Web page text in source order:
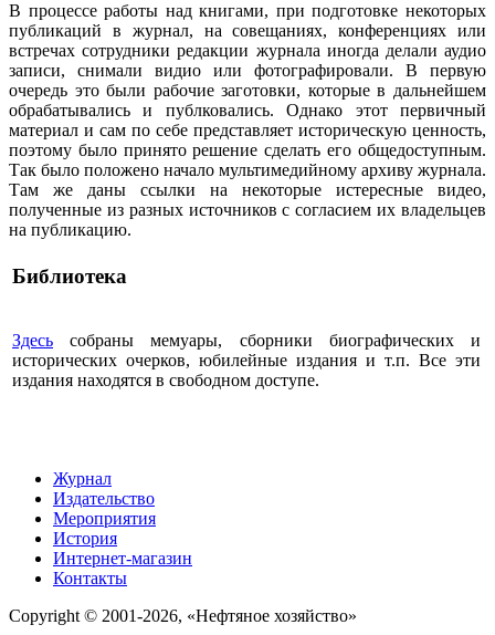
В процессе работы над книгами, при подготовке некоторых
публикаций в журнал, на совещаниях, конференциях или
встречах сотрудники редакции журнала иногда делали аудио
записи, снимали видио или фотографировали. В первую
очередь это были рабочие заготовки, которые в дальнейшем
обрабатывались и публковались. Однако этот первичный
материал и сам по себе представляет историческую ценность,
поэтому было принято решение сделать его общедоступным.
Так было положено начало мультимедийному архиву журнала.
Там же даны ссылки на некоторые истересные видео,
полученные из разных источников с согласием их владельцев
на публикацию.
Библиотека
Здесь собраны мемуары, сборники биографических и
исторических очерков, юбилейные издания и т.п. Все эти
издания находятся в свободном доступе.
Журнал
Издательство
Мероприятия
История
Интернет-магазин
Контакты
Copyright © 2001-2026, «Нефтяное хозяйство»